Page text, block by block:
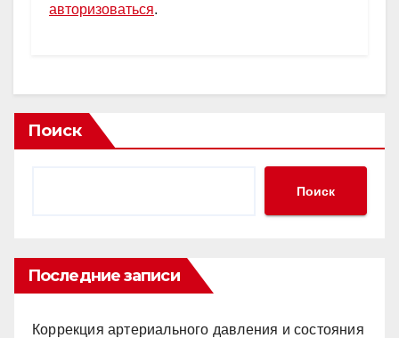
авторизоваться.
Поиск
Поиск
Последние записи
Коррекция артериального давления и состояния